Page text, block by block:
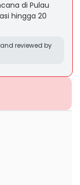
di Pulau
hingga 20
reviewed by